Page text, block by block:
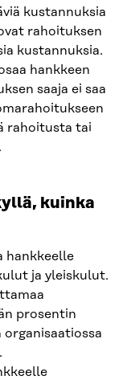
kustannuksia
rahoituksen
kustannuksia.
hankkeen
saaja ei saa
rahoitusta tai
kuinka
hankkeelle
ja yleiskulut.
prosentin